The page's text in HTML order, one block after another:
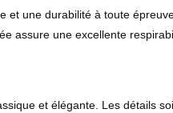
une durabilité à toute
assure une excellente
et élégante. Les détails